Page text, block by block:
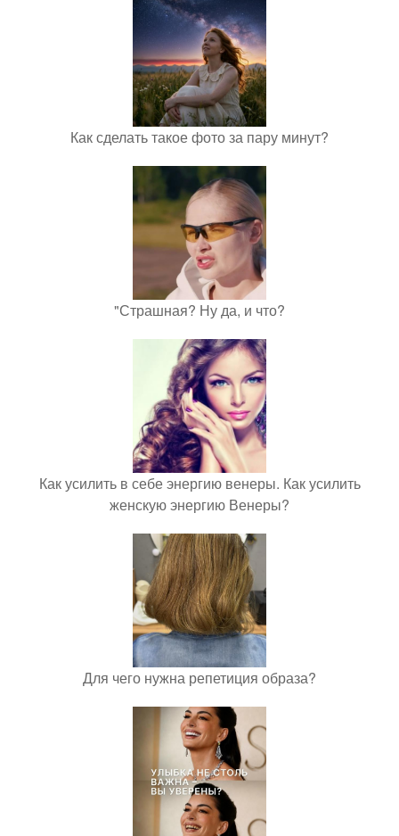
Как сделать такое фото за пару минут?
"Страшная? Ну да, и что?
Как усилить в себе энергию венеры. Как усилить
женскую энергию Венеры?
Для чего нужна репетиция образа?